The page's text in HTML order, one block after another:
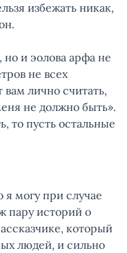
избежать никак,
но и эолова арфа не
не всех
лично считать,
не должно быть».
то пусть остальные
я могу при случае
пару историй о
который
людей, и сильно